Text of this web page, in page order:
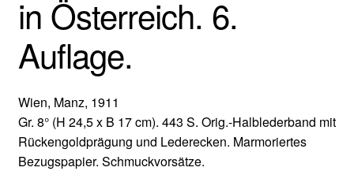
in Österreich. 6.
Auflage.
Wien, Manz, 1911
Gr. 8° (H 24,5 x B 17 cm). 443 S. Orig.-Halblederband mit
Rückengoldprägung und Lederecken. Marmoriertes
Bezugspapier. Schmuckvorsätze.